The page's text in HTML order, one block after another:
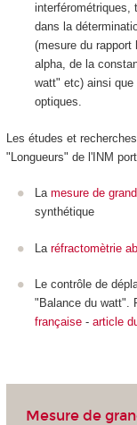
interférométriques,
dans la
(mesure du
alpha, de la
watt" etc) ainsi que
optiques.
Les études et
"Longueurs" de l'INM
La mesure de
synthétique
La réfractomètrie
Le contrôle de
"Balance du watt".
française - article
Mesure de